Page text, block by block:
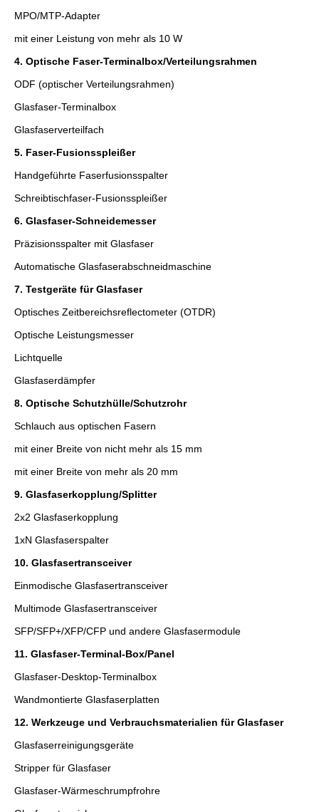
MPO/MTP-Adapter
mit einer Leistung von mehr als 10 W
4. Optische Faser-Terminalbox/Verteilungsrahmen
ODF (optischer Verteilungsrahmen)
Glasfaser-Terminalbox
Glasfaserverteilfach
5. Faser-Fusionsspleißer
Handgeführte Faserfusionsspalter
Schreibtischfaser-Fusionsspleißer
6. Glasfaser-Schneidemesser
Präzisionsspalter mit Glasfaser
Automatische Glasfaserabschneidmaschine
7. Testgeräte für Glasfaser
Optisches Zeitbereichsreflectometer (OTDR)
Optische Leistungsmesser
Lichtquelle
Glasfaserdämpfer
8. Optische Schutzhülle/Schutzrohr
Schlauch aus optischen Fasern
mit einer Breite von nicht mehr als 15 mm
mit einer Breite von mehr als 20 mm
9. Glasfaserkopplung/Splitter
2x2 Glasfaserkopplung
1xN Glasfaserspalter
10. Glasfasertransceiver
Einmodische Glasfasertransceiver
Multimode Glasfasertransceiver
SFP/SFP+/XFP/CFP und andere Glasfasermodule
11. Glasfaser-Terminal-Box/Panel
Glasfaser-Desktop-Terminalbox
Wandmontierte Glasfaserplatten
12. Werkzeuge und Verbrauchsmaterialien für Glasfaser
Glasfaserreinigungsgeräte
Stripper für Glasfaser
Glasfaser-Wärmeschrumpfrohre